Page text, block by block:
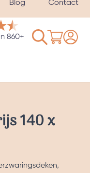
Blog Contact
categorieslaapmasker
860+
140 x